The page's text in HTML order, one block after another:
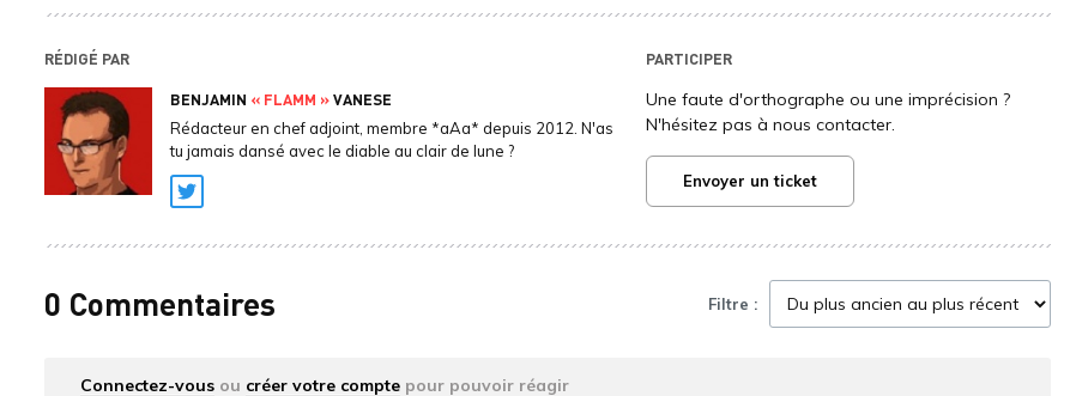
RÉDIGÉ PAR
BENJAMIN « FLAMM »VANESE
Rédacteur en chef adjoint, membre *aAa* depuis 2012. N'as
tu jamais dansé avec le diable au clair de lune ?
Twitter
PARTICIPER
Une faute d'orthographe ou une imprécision ?
N'hésitez pas à nous contacter.
Envoyer un ticket
0 Commentaires Filtre :
Connectez-vous ou créer votre compte pour pouvoir réagir